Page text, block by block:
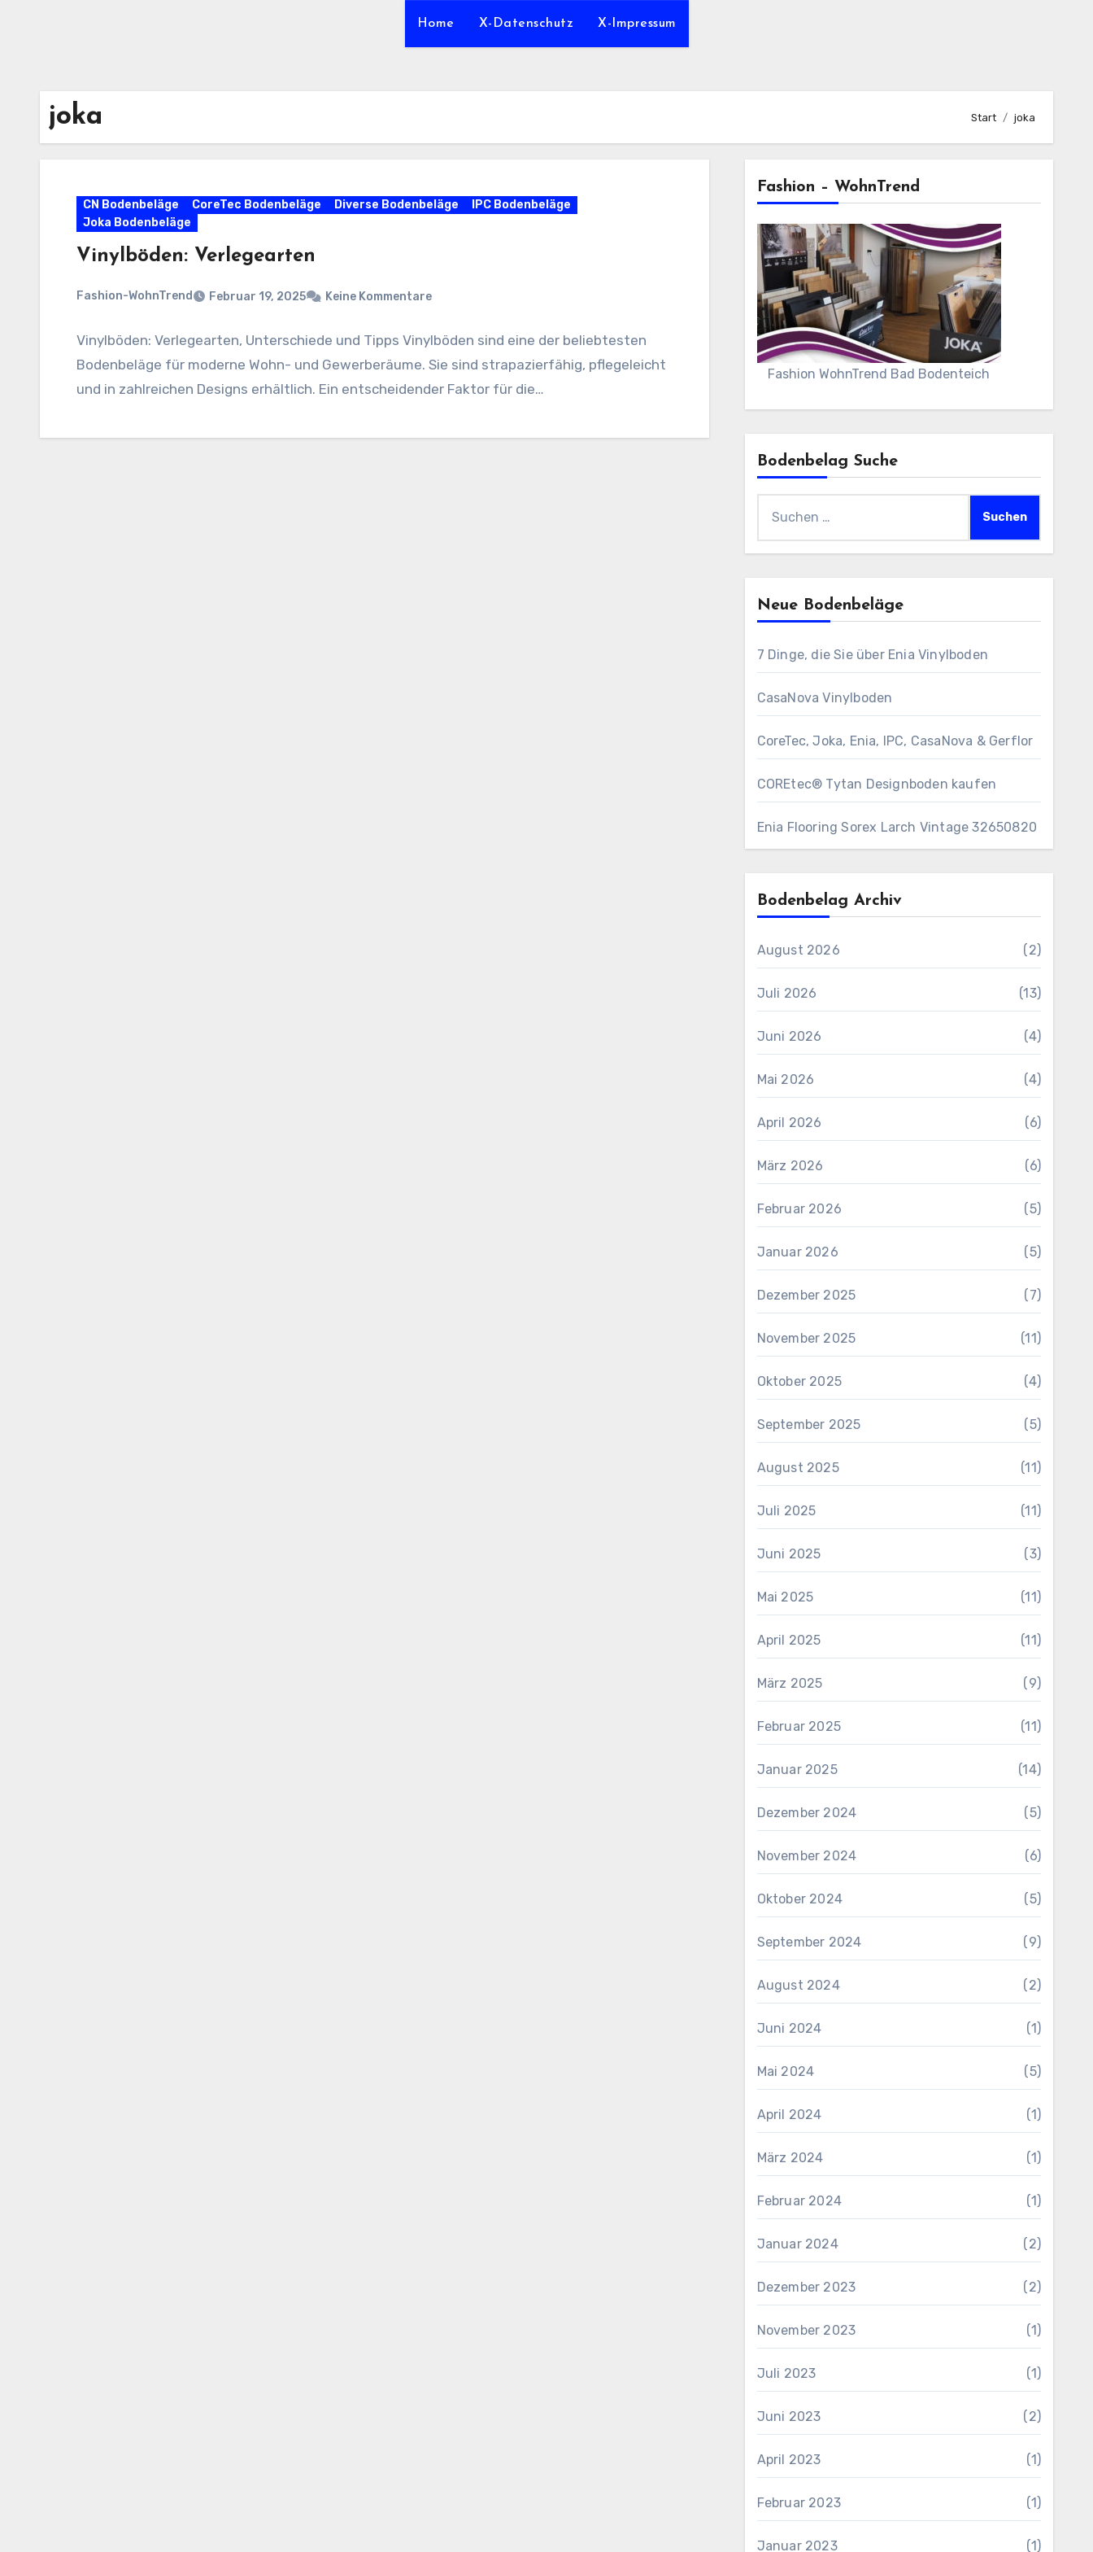
Home X-Datenschutz X-Impressum
joka Start joka
CN Bodenbeläge CoreTec Bodenbeläge Diverse Bodenbeläge
IPC Bodenbeläge
Joka Bodenbeläge
Vinylböden: Verlegearten
Fashion-WohnTrend Februar 19, 2025 Keine Kommentare
Vinylböden: Verlegearten, Unterschiede und Tipps Vinylböden sind eine der beliebtesten
Bodenbeläge für moderne Wohn- und Gewerberäume. Sie sind strapazierfähig, pflegeleicht
und in zahlreichen Designs erhältlich. Ein entscheidender Faktor für die…
Fashion – WohnTrend
Fashion WohnTrend Bad Bodenteich
Bodenbelag Suche
nach:
Neue Bodenbeläge
7 Dinge, die Sie über Enia Vinylboden
CasaNova Vinylboden
CoreTec, Joka, Enia, IPC, CasaNova & Gerflor
COREtec® Tytan Designboden kaufen
Enia Flooring Sorex ​Larch Vintage 32650820
Bodenbelag Archiv
August 2026 (2)
Juli 2026 (13)
Juni 2026 (4)
Mai 2026 (4)
April 2026 (6)
März 2026 (6)
Februar 2026 (5)
Januar 2026 (5)
Dezember 2025 (7)
November 2025 (11)
Oktober 2025 (4)
September 2025 (5)
August 2025 (11)
Juli 2025 (11)
Juni 2025 (3)
Mai 2025 (11)
April 2025 (11)
März 2025 (9)
Februar 2025 (11)
Januar 2025 (14)
Dezember 2024 (5)
November 2024 (6)
Oktober 2024 (5)
September 2024 (9)
August 2024 (2)
Juni 2024 (1)
Mai 2024 (5)
April 2024 (1)
März 2024 (1)
Februar 2024 (1)
Januar 2024 (2)
Dezember 2023 (2)
November 2023 (1)
Juli 2023 (1)
Juni 2023 (2)
April 2023 (1)
Februar 2023 (1)
Januar 2023 (1)